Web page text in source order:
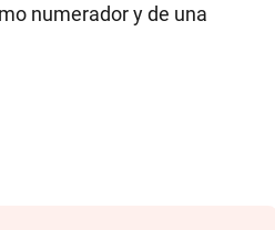
numerador y de una